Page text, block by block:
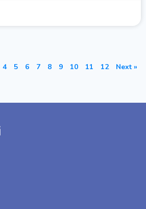
4 5 6 7 8 9 10 11 12 Next »